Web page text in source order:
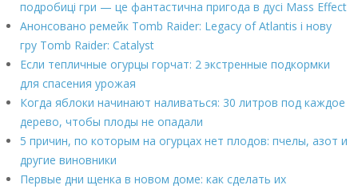
подробиці гри — це фантастична пригода в дусі Mass Effect
Анонсовано ремейк Tomb Raider: Legacy of Atlantis і нову
гру Tomb Raider: Catalyst
Если тепличные огурцы горчат: 2 экстренные подкормки
для спасения урожая
Когда яблоки начинают наливаться: 30 литров под каждое
дерево, чтобы плоды не опадали
5 причин, по которым на огурцах нет плодов: пчелы, азот и
другие виновники
Первые дни щенка в новом доме: как сделать их